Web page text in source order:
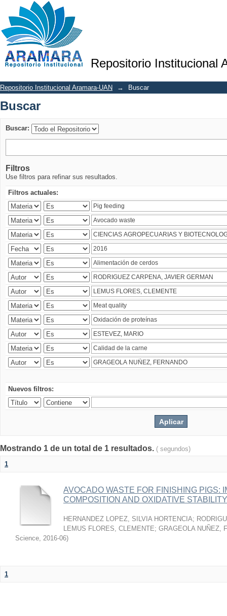
Repositorio Institucional
Buscar
Repositorio Institucional Aramara-UAN → Buscar
Buscar
Buscar:
Filtros
Use filtros para refinar sus resultados.
Filtros actuales:
Nuevos filtros:
Mostrando 1 de un total de 1 resultados. ( segundos)
1
AVOCADO WASTE FOR FINISHING PIGS:
COMPOSITION AND OXIDATIVE
HERNANDEZ LOPEZ, SILVIA HORTENCIA;
LEMUS FLORES, CLEMENTE; GRAGEOLA NUÑEZ,
Science, 2016-06)
1